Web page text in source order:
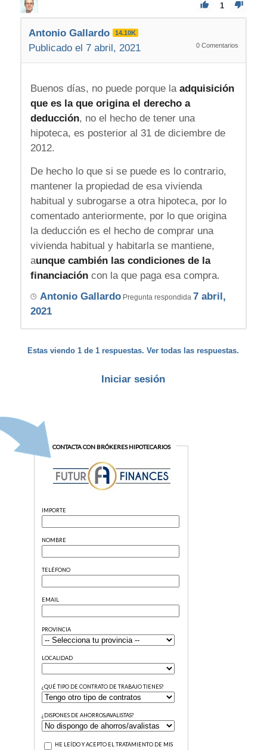
1
Antonio Gallardo 14.10K
Publicado el 7 abril, 2021 0 Comentarios
Buenos días, no puede porque la adquisición
que es la que origina el derecho a
deducción, no el hecho de tener una
hipoteca, es posterior al 31 de diciembre de
2012.
De hecho lo que si se puede es lo contrario,
mantener la propiedad de esa vivienda
habitual y subrogarse a otra hipoteca, por lo
comentado anteriormente, por lo que origina
la deducción es el hecho de comprar una
vivienda habitual y habitarla se mantiene,
aunque cambién las condiciones de la
financiación con la que paga esa compra.
Antonio GallardoPregunta respondida 7 abril,
2021
Estas viendo 1 de 1 respuestas. Ver todas las respuestas.
Iniciar sesión